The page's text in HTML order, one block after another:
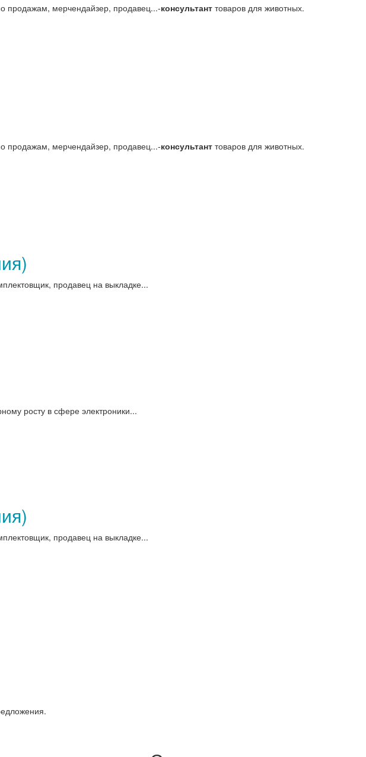
продажам, мерчендайзер, продавец...-консультант товаров для животных.
продажам, мерчендайзер, продавец...-консультант товаров для животных.
продавец на выкладке...
росту в сфере электроники...
продавец на выкладке...